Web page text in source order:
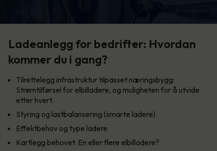
Ladeanlegg for bedrifter: Hvordan
kommer du i gang?
Tilrettelegg infrastruktur tilpasset næringsbygg:
Strømtilførsel for elbilladere, og muligheten for å utvide
etter hvert.
Styring og lastbalansering (smarte ladere)
Effektbehov og type ladere
Kartlegg behovet: En eller flere elbilladere?